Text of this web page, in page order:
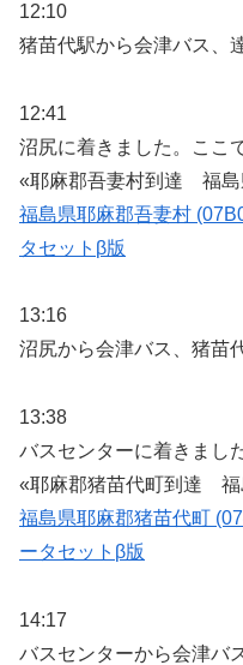
12:10
猪苗代駅から会津バス、
12:41
沼尻に着きました。ここ
«耶麻郡吾妻村到達 福島
福島県耶麻郡吾妻村
タセットβ版
13:16
沼尻から会津バス、猪苗
13:38
バスセンターに着きまし
«耶麻郡猪苗代町到達 福
福島県耶麻郡猪苗代町
ータセットβ版
14:17
バスセンターから会津バ